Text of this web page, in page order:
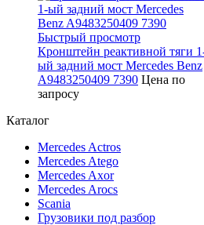
Быстрый просмотр
Кронштейн реактивной тяги
ый задний мост Mercedes Benz
A9483250409 7390 Цена по
запросу
Каталог
Mercedes Actros
Mercedes Atego
Mercedes Axor
Mercedes Arocs
Scania
Грузовики под разбор